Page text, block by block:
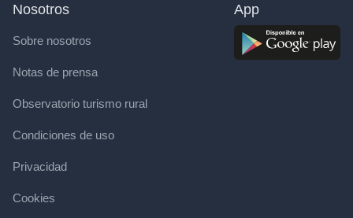
Nosotros
Sobre nosotros
Notas de prensa
Observatorio turismo rural
Condiciones de uso
Privacidad
Cookies
App